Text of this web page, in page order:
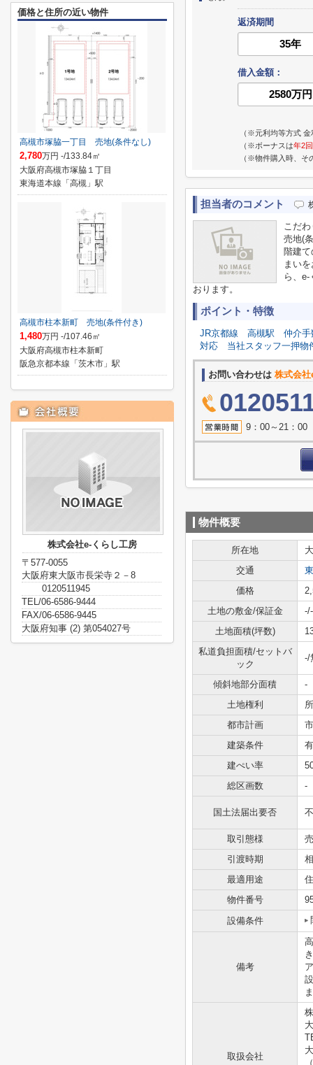
返済期間
借入金額：
（※元利均等方式 金
（※ボーナスは年2回
（※物件購入時、そ
担当者のコメント
こだ
売地(
階建
まい
ら、
おります。
ポイント・特徴
JR京都線 高槻駅
仲介手
対応
当社スタッフ一押物
お問い合わせは 株式会
9：00～21：00
物件概要
所在地
交通
価格
土地の敷金/保証金
-/-
土地面積(坪数)
私道負担面積/セットバ
ック
-/
傾斜地部分面積
-
土地権利
都市計画
建築条件
有
建ぺい率
総区画数
-
国土法届出要否
取引態様
引渡時期
最適用途
物件番号
設備条件
備考
取扱会社
価格と住所の近い物件
高槻市塚脇一丁目 売地(条件なし)
2,780万円 -/133.84㎡
大阪府高槻市塚脇１丁目
東海道本線「高槻」駅
高槻市柱本新町 売地(条件付き)
1,480万円 -/107.46㎡
大阪府高槻市柱本新町
阪急京都本線「茨木市」駅
株式会社e-くらし工房
〒577-0055
大阪府東大阪市長栄寺２－8
0120511945
TEL/06-6586-9444
FAX/06-6586-9445
大阪府知事 (2) 第054027号